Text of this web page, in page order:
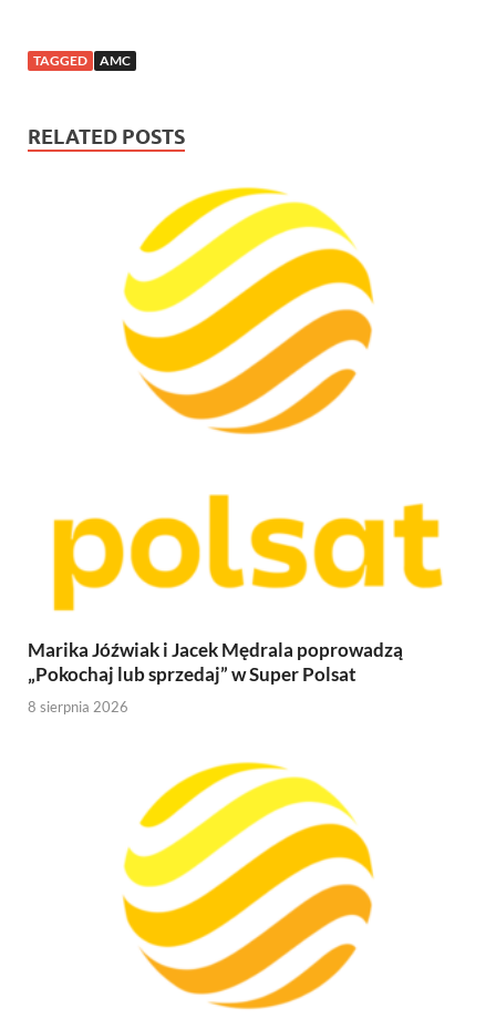
TAGGED AMC
RELATED POSTS
Marika Jóźwiak i Jacek Mędrala poprowadzą
„Pokochaj lub sprzedaj” w Super Polsat
8 sierpnia 2026